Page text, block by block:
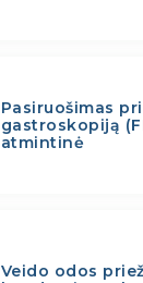
Pasiruošimas
gastroskopiją
atmintinė
Veido odos